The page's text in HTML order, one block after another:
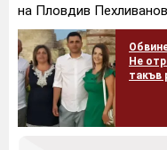
на Пловдив
Не
такъв